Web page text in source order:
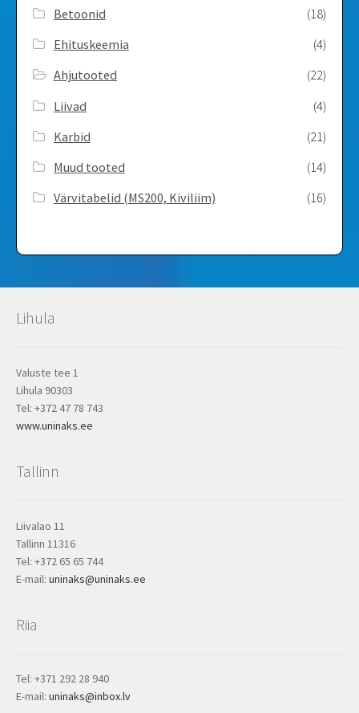
Betoonid
(18)
Ehituskeemia
(4)
Ahjutooted
(22)
Liivad
(4)
Karbid
(21)
Muud tooted
(14)
Värvitabelid ­(MS200, Kiviliim)
(16)
Lihula
Valuste tee 1
Lihula 90303
Tel: +372 47 78 743
www.uninaks.ee
Tallinn
Liivalao 11
Tallinn 11316
Tel: +372 65 65 744
E-mail: uninaks@uninaks.ee
Riia
Tel: +371 292 28 940
E-mail: uninaks@inbox.lv